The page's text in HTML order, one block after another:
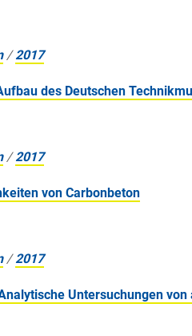
/2017
des Deutschen
/2017
von Carbonbeton
/2017
Untersuchungen